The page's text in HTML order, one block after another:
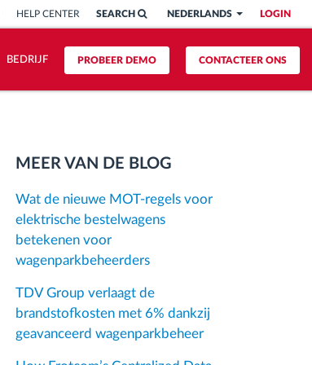
LOGIN
NEDERLANDS
SEARCH
HELP CENTER
CONTACTEER ONS
PROBEER DEMO
BEDRIJF
MEER VAN DE BLOG
Wat de nieuwe MOT-regels voor
elektrische bestelwagens
betekenen voor
wagenparkbeheerders
TDV Group verlaagt de
brandstofkosten met 6% dankzij
geavanceerd wagenparkbeheer